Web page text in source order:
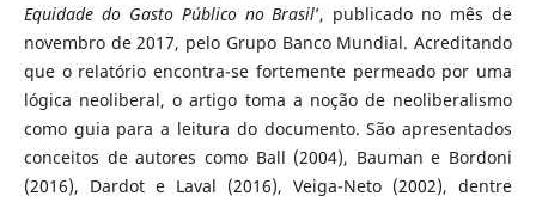
Equidade do Gasto Público no Brasil’, publicado no mês de
novembro de 2017, pelo Grupo Banco Mundial. Acreditando
que o relatório encontra-se fortemente permeado por uma
lógica neoliberal, o artigo toma a noção de neoliberalismo
como guia para a leitura do documento. São apresentados
conceitos de autores como Ball (2004), Bauman e Bordoni
(2016), Dardot e Laval (2016), Veiga-Neto (2002), dentre